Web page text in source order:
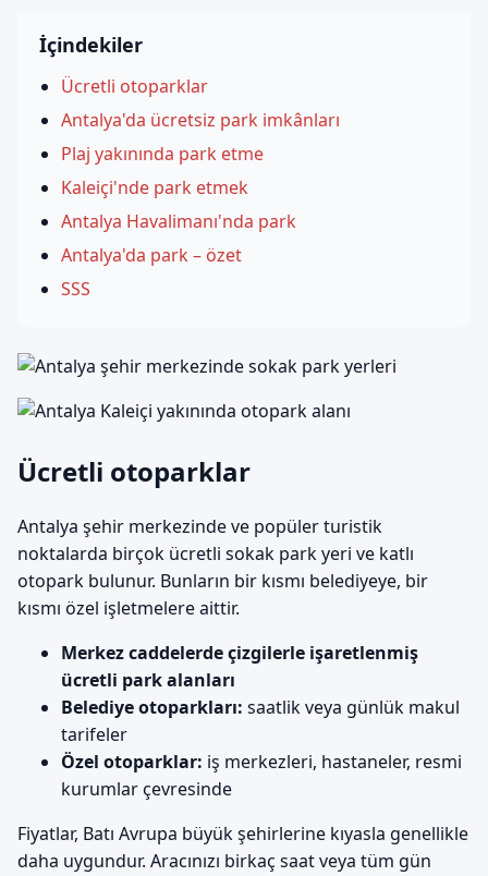
İçindekiler
Ücretli otoparklar
Antalya'da ücretsiz park imkânları
Plaj yakınında park etme
Kaleiçi'nde park etmek
Antalya Havalimanı'nda park
Antalya'da park – özet
SSS
Ücretli otoparklar
Antalya şehir merkezinde ve popüler turistik
noktalarda birçok ücretli sokak park yeri ve katlı
otopark bulunur. Bunların bir kısmı belediyeye, bir
kısmı özel işletmelere aittir.
Merkez caddelerde çizgilerle işaretlenmiş
ücretli park alanları
Belediye otoparkları: saatlik veya günlük makul
tarifeler
Özel otoparklar: iş merkezleri, hastaneler, resmi
kurumlar çevresinde
Fiyatlar, Batı Avrupa büyük şehirlerine kıyasla genellikle
daha uygundur. Aracınızı birkaç saat veya tüm gün